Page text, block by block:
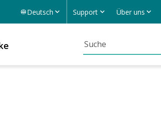
Deutsch Support Über uns